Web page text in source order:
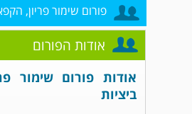
פורום שימור פריון,
אודות הפורום
אודות פורום שימור
ביציות